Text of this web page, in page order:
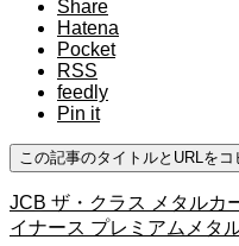
Share
Hatena
Pocket
RSS
feedly
Pin it
この記事のタイトルとURLをコ
JCB ザ・クラス メタルカ
イナース プレミアムメタ